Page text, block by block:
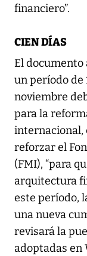
financiero”.
CIEN DÍAS
El documento
un período de
noviembre
para la
internacional,
reforzar el
(FMI), “para
arquitectura
este período,
una nueva
revisará la
adoptadas en